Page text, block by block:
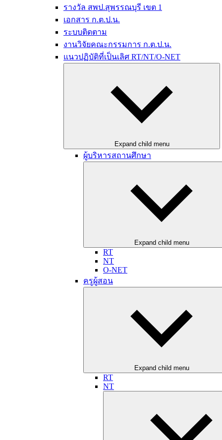
รางวัล สพป.สุพรรณบุรี เขต 1
เอกสาร ก.ต.ป.น.
ระบบติดตาม
งานวิจัยคณะกรรมการ ก.ต.ป.น.
แนวปฏิบัติที่เป็นเลิศ RT/NT/O-NET
Expand child menu
ผู้บริหารสถานศึกษา
Expand child menu
RT
NT
O-NET
ครูผู้สอน
Expand child menu
RT
NT